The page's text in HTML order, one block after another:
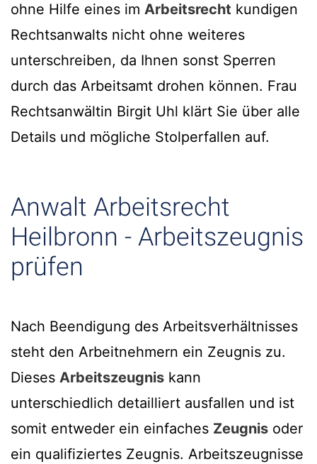
ohne Hilfe eines im Arbeitsrecht kundigen
Rechtsanwalts nicht ohne weiteres
unterschreiben, da Ihnen sonst Sperren
durch das Arbeitsamt drohen können. Frau
Rechtsanwältin Birgit Uhl klärt Sie über alle
Details und mögliche Stolperfallen auf.
Anwalt Arbeitsrecht
Heilbronn - Arbeitszeugnis
prüfen
Nach Beendigung des Arbeitsverhältnisses
steht den Arbeitnehmern ein Zeugnis zu.
Dieses Arbeitszeugnis kann
unterschiedlich detailliert ausfallen und ist
somit entweder ein einfaches Zeugnis oder
ein qualifiziertes Zeugnis. Arbeitszeugnisse